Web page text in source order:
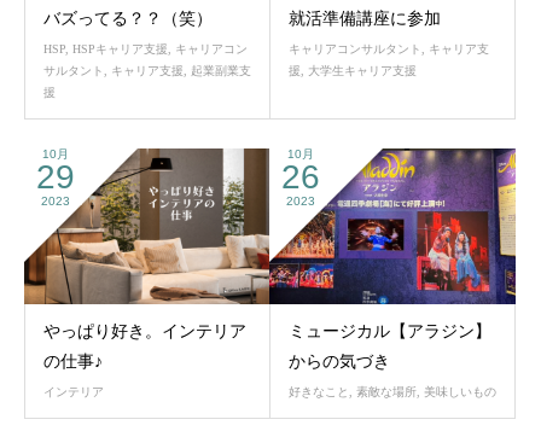
バズってる？？（笑）
HSP HSPキャリア支援
キャリアコン
サルタント
キャリア支援
起業副業支
援
就活準備講座に参加
キャリアコンサルタント
キャリア支
援
大学生キャリア支援
10月
29
2023
やっぱり好き。インテリア
の仕事♪
インテリア
10月
26
2023
ミュージカル【アラジン】
からの気づき
好きなこと 素敵な場所 美味しいもの